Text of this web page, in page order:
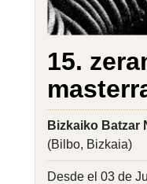
15.
Bizkaiko Batzar
(Bilbo, Bizkaia)
Desde el 03 de